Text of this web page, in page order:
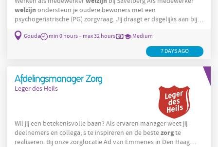
welzijn ondersteun je oudere bewoners met een
psychogeriatrische (PG) zorgvraag. Jij draagt er dagelijks aan bij
dat zij zich gezien, veilig en prettig voelen. Of het nu gaat om een
gesprek, samen koken of ondersteunen bij dagelijkse
jezelf te ontwikkelen en mee te denken over vernieuwing in de
Gouda min 0 hours – max 32 hours Medium
7 DAYS AGO
Afdelingsmanager Zorg
Leger des Heils
Wil jij een betekenisvolle baan? Als ervaren manager weet jij
deelnemers en collega; s te inspireren en de bestezorgte
realiseren. Bij onze zorglocatie Ad van Emmenes in Den Haag